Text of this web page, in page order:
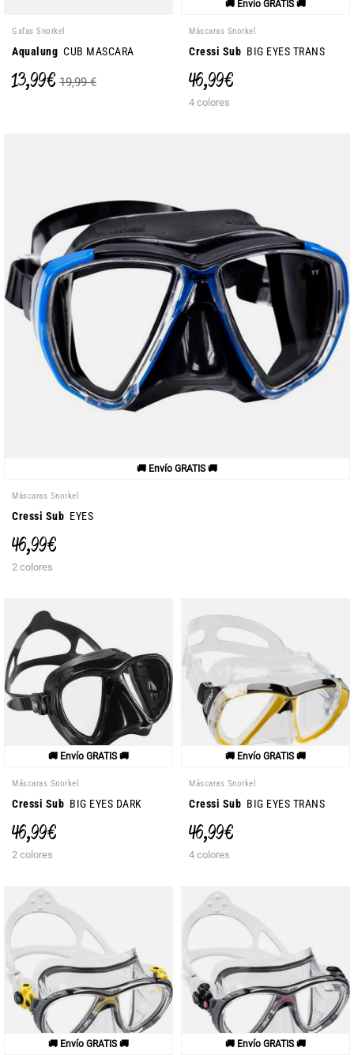
Gafas Snorkel
Aqualung CUB MASCARA
13,99 € 19,99 €
🚚 Envío GRATIS 🚚
Máscaras Snorkel
Cressi Sub BIG EYES TRANS
46,99 €
4 colores
🚚 Envío GRATIS 🚚
Máscaras Snorkel
Cressi Sub EYES
46,99 €
2 colores
🚚 Envío GRATIS 🚚
Máscaras Snorkel
Cressi Sub BIG EYES DARK
46,99 €
2 colores
🚚 Envío GRATIS 🚚
Máscaras Snorkel
Cressi Sub BIG EYES TRANS
46,99 €
4 colores
🚚 Envío GRATIS 🚚 🚚 Envío GRATIS 🚚